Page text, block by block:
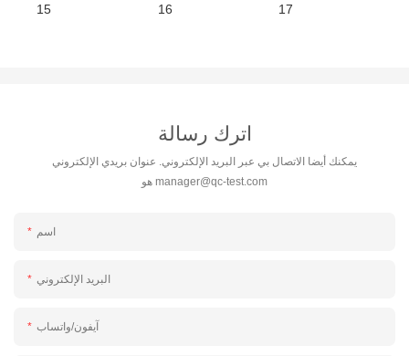
اترك رسالة
يمكنك أيضا الاتصال بي عبر البريد الإلكتروني. عنوان بريدي الإلكتروني
manager@qc-test.com
اسم
البريد الإلكتروني
آيفون/واتساب